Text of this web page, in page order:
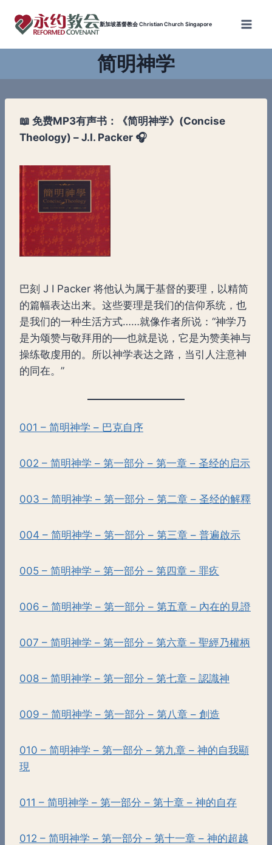
新加坡基督教会 Christian Church Singapore
简明神学
📖 免费MP3有声书：《简明神学》(Concise
Theology) – J.I. Packer 🎧
巴刻 J I Packer 将他认为属于基督的要理，以精简
的篇幅表达出来。这些要理是我们的信仰系统，也
是我们的一种生活方式……就像作者所说：“神学乃
是为颂赞与敬拜用的──也就是说，它是为赞美神与
操练敬虔用的。所以神学表达之路，当引人注意神
的同在。”
001 – 简明神学 – 巴克自序
002 – 简明神学 – 第一部分 – 第一章 – 圣经的启示
003 – 简明神学 – 第一部分 – 第二章 – 圣经的解釋
004 – 简明神学 – 第一部分 – 第三章 – 普遍啟示
005 – 简明神学 – 第一部分 – 第四章 – 罪疚
006 – 简明神学 – 第一部分 – 第五章 – 內在的見證
007 – 简明神学 – 第一部分 – 第六章 – 聖經乃權柄
008 – 简明神学 – 第一部分 – 第七章 – 認識神
009 – 简明神学 – 第一部分 – 第八章 – 創造
010 – 简明神学 – 第一部分 – 第九章 – 神的自我顯
現
011 – 简明神学 – 第一部分 – 第十章 – 神的自存
012 – 简明神学 – 第一部分 – 第十一章 – 神的超越